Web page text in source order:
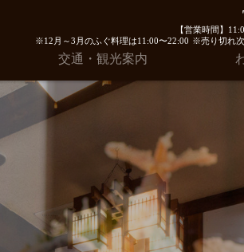
交通・観光案内
【営業時間】
※12月～3月のふぐ料理は11:00〜22:00 ※売り切れ